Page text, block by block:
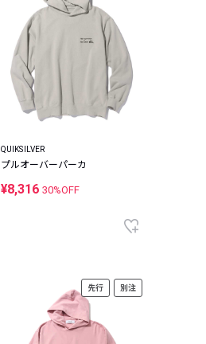
QUIKSILVER
プルオーバーパーカ
¥8,316 30%OFF
先行 別注